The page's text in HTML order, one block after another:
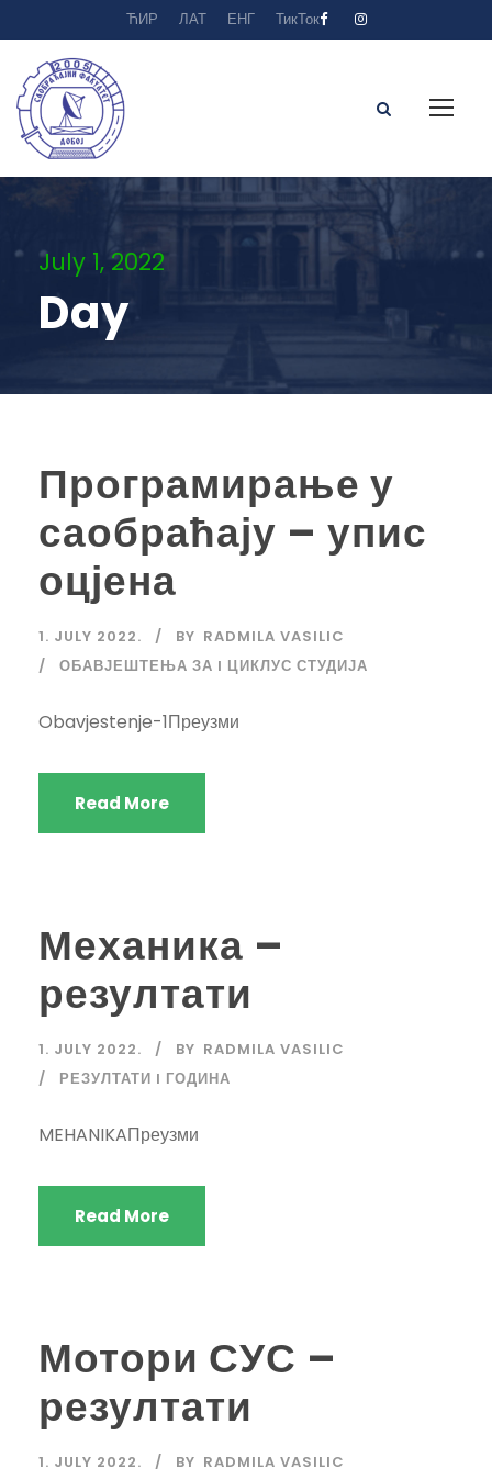
ЋИР ЛАТ ЕНГ ТикТок
July 1, 2022
Day
Програмирање у
саобраћају – упис
оцјена
1. JULY 2022. BY RADMILA VASILIC
ОБАВЈЕШТЕЊА ЗА I ЦИКЛУС СТУДИЈА
Obavjestenje-1Преузми
Read More
Механика –
резултати
1. JULY 2022. BY RADMILA VASILIC
РЕЗУЛТАТИ I ГОДИНА
MEHANIKAПреузми
Read More
Мотори СУС –
резултати
1. JULY 2022. BY RADMILA VASILIC